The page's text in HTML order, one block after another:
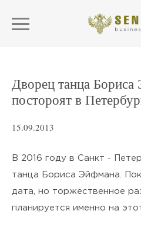
Дворец танца
постороят в
15.09.2013
В 2016 году в Санкт -
танца Бориса Эйфмана.
дата, но торжественное
планируется именно на